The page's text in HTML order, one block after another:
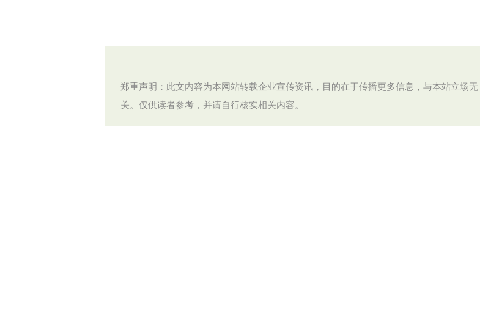
郑重声明：此文内容为本网站转载企业宣传资讯，目的在于传播更多信息，与本站立场无
关。仅供读者参考，并请自行核实相关内容。